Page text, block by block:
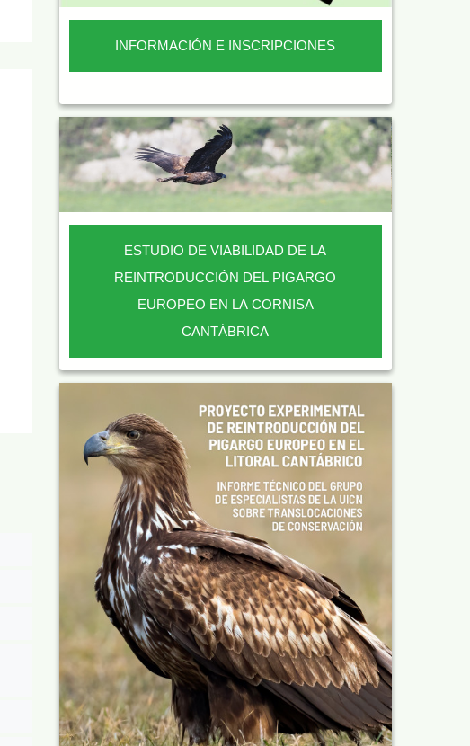
INFORMACIÓN E INSCRIPCIONES
ESTUDIO DE VIABILIDAD DE LA
REINTRODUCCIÓN DEL PIGARGO
EUROPEO EN LA CORNISA
CANTÁBRICA